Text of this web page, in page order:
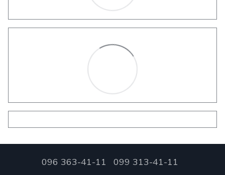
096 363-41-11 099 313-41-11